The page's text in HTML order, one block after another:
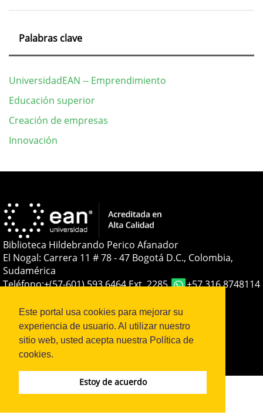
Este portal usa cookies para mejorar su
experiencia de usuario. Al utilizar nuestro
sitio web, usted acepta nuestra Política de
cookies.
Estoy de acuerdo
Palabras clave
UniversidadEAN -- Emprendimiento
Educación superior
Creación de empresas
Innovación
Detalles
artículo
Biblioteca Hildebrando Perico Afanador
El Nogal: Carrera 11 # 78 - 47 Bogotá D.C., Colombia,
Sudamérica
Teléfono:+(57-601) 593 6464 Ext. 2285
+57 316 8748114
biblioteca@universidadean.edu.co
Sistema OJS - Metabiblioteca |